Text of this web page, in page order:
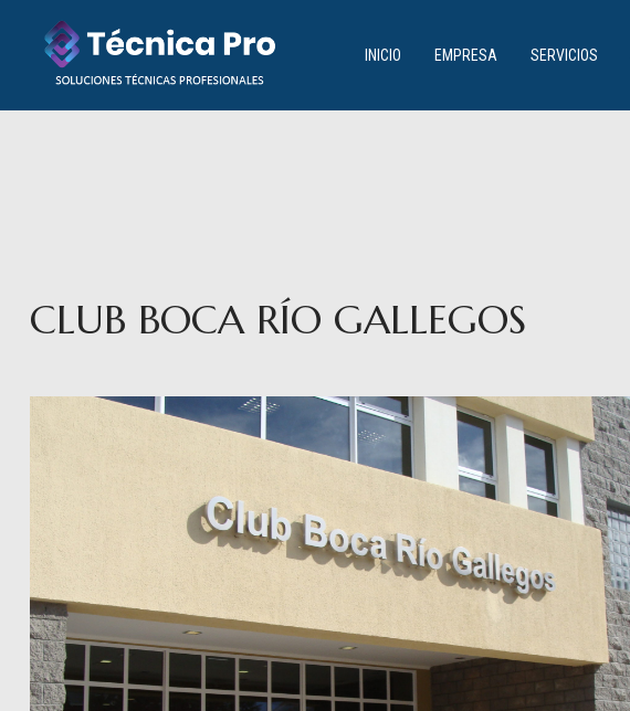
INICIO EMPRESA SERVICIOS
CLUB BOCA RÍO GALLEGOS